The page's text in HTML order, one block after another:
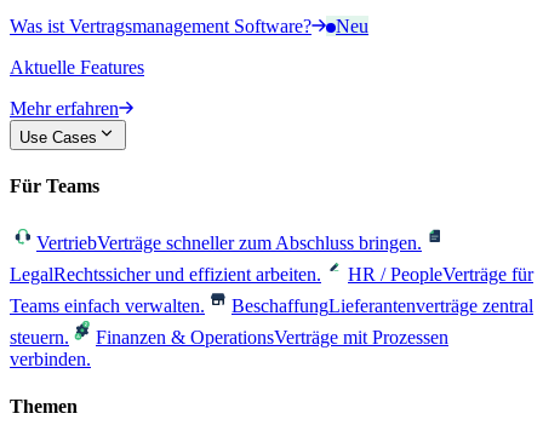
Was ist Vertragsmanagement Software?
Neu
Aktuelle Features
Mehr erfahren
Use Cases
Für Teams
VertriebVerträge schneller zum Abschluss bringen.
LegalRechtssicher und effizient arbeiten. HR / PeopleVerträge für
Teams einfach verwalten.
BeschaffungLieferantenverträge zentral
steuern.
Finanzen & OperationsVerträge mit Prozessen
verbinden.
Themen